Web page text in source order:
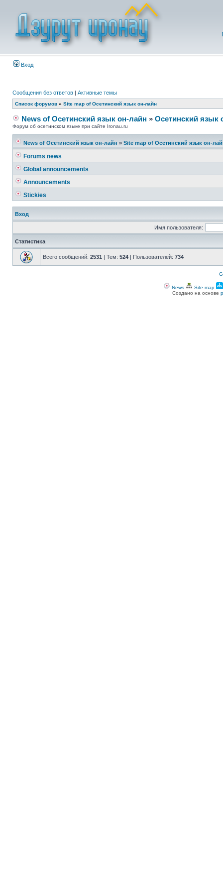
Вход
Сообщения без ответов | Активные темы
Список форумов » Site map of Осетинский язык он-лайн
News of Осетинский язык он-лайн » Осетинский язык
Форум об осетинском языке при сайте Ironau.ru
News of Осетинский язык он-лайн » Site map of Осетинский язык он-
Forums news
Global announcements
Announcements
Stickies
Вход
Имя пользователя:
Статистика
Всего сообщений: 2531 | Тем: 524 | Пользователей: 734
News Site map
Создано на основе